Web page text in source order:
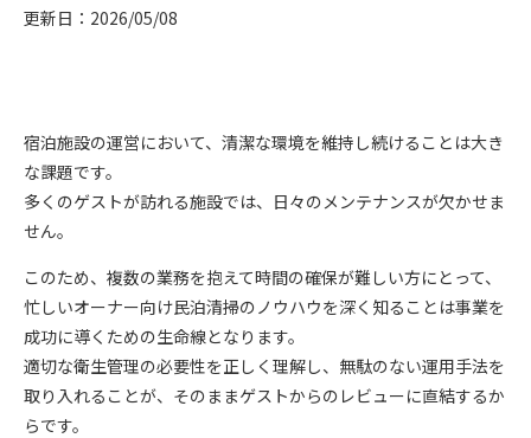
更新日：2026/05/08
宿泊施設の運営において、清潔な環境を維持し続けることは大き
な課題です。
多くのゲストが訪れる施設では、日々のメンテナンスが欠かせま
せん。
このため、複数の業務を抱えて時間の確保が難しい方にとって、
忙しいオーナー向け民泊清掃のノウハウを深く知ることは事業を
成功に導くための生命線となります。
適切な衛生管理の必要性を正しく理解し、無駄のない運用手法を
取り入れることが、そのままゲストからのレビューに直結するか
らです。